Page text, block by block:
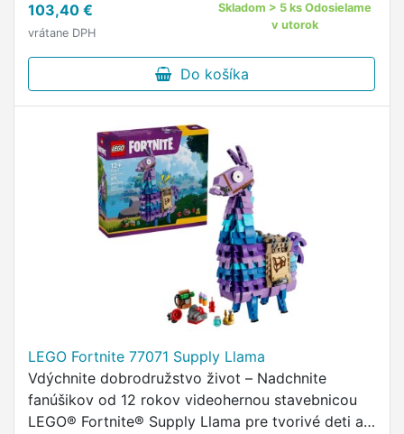
103,40 €
vrátane DPH
Skladom > 5 ks Odosielame
v utorok
Do košíka
LEGO Fortnite 77071 Supply Llama
Vdýchnite dobrodružstvo život – Nadchnite
fanúšikov od 12 rokov videohernou stavebnicou
LEGO® Fortnite® Supply Llama pre tvorivé deti a